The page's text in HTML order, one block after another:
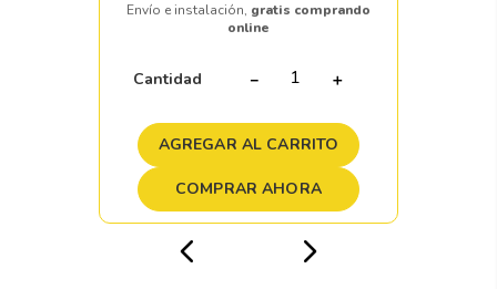
Envío e instalación, gratis comprando
online
Cantidad ＋
－
AGREGAR AL CARRITO
COMPRAR AHORA